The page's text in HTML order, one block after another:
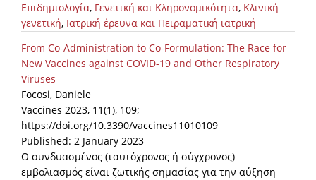
Επιδημιολογία, Γενετική και Κληρονομικότητα, Κλινική
γενετική, Ιατρική έρευνα και Πειραματική ιατρική
From Co-Administration to Co-Formulation: The Race for
New Vaccines against COVID-19 and Other Respiratory
Viruses
Focosi, Daniele
Vaccines 2023, 11(1), 109;
https://doi.org/10.3390/vaccines11010109
Published: 2 January 2023
Ο συνδυασμένος (ταυτόχρονος ή σύγχρονος)
εμβολιασμός είναι ζωτικής σημασίας για την αύξηση